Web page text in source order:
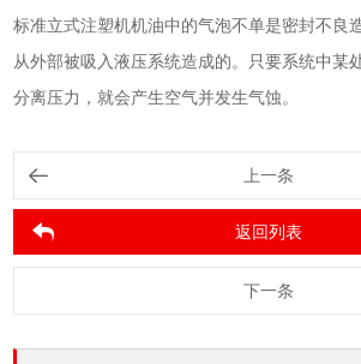
标准立式注塑机机油中的气泡不单是密封不良
从外部被吸入液压系统造成的。只要系统中某
分离压力，就会产生空气并发生气蚀。
上一条
返回列表
下一条